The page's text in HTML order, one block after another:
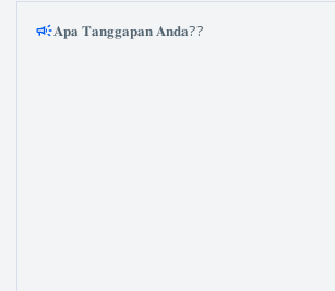
𝐀𝐩𝐚 𝐓𝐚𝐧𝐠𝐠𝐚𝐩𝐚𝐧 𝐀𝐧𝐝𝐚??